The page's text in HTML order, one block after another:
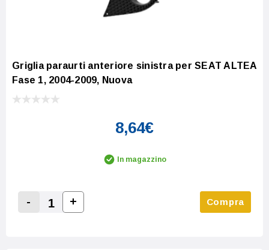
Griglia paraurti anteriore sinistra per SEAT ALTEA
Fase 1, 2004-2009, Nuova
8,64€
In magazzino
Decrease Quantity:
-
Increase Quantity:
+ Compra